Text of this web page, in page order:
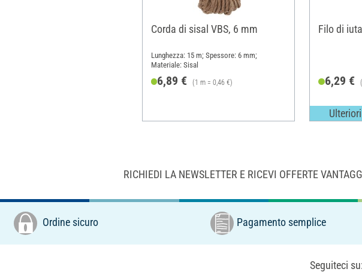
Corda di sisal VBS, 6 mm
Lunghezza: 15 m; Spessore: 6 mm;
Materiale: Sisal
6,89 € (1 m = 0,46 €)
Filo di
6,29 €
RICHIEDI LA NEWSLETTER E RICEVI OFFERTE
Ordine sicuro Pagamento semplice
Seguiteci su: